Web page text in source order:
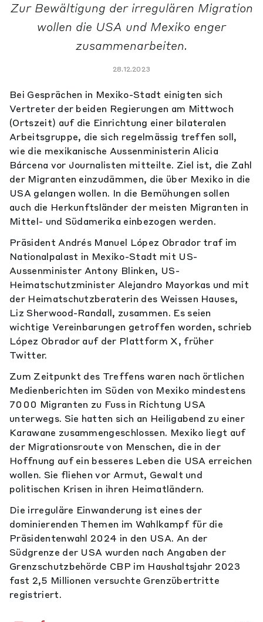
Zur Bewältigung der irregulären Migration
wollen die USA und Mexiko enger
zusammenarbeiten.
28.12.2023
Bei Gesprächen in Mexiko-Stadt einigten sich
Vertreter der beiden Regierungen am Mittwoch
(Ortszeit) auf die Einrichtung einer bilateralen
Arbeitsgruppe, die sich regelmässig treffen soll,
wie die mexikanische Aussenministerin Alicia
Bárcena vor Journalisten mitteilte. Ziel ist, die Zahl
der Migranten einzudämmen, die über Mexiko in die
USA gelangen wollen. In die Bemühungen sollen
auch die Herkunftsländer der meisten Migranten in
Mittel- und Südamerika einbezogen werden.
Präsident Andrés Manuel López Obrador traf im
Nationalpalast in Mexiko-Stadt mit US-
Aussenminister Antony Blinken, US-
Heimatschutzminister Alejandro Mayorkas und mit
der Heimatschutzberaterin des Weissen Hauses,
Liz Sherwood-Randall, zusammen. Es seien
wichtige Vereinbarungen getroffen worden, schrieb
López Obrador auf der Plattform X, früher
Twitter.
Zum Zeitpunkt des Treffens waren nach örtlichen
Medienberichten im Süden von Mexiko mindestens
7000 Migranten zu Fuss in Richtung USA
unterwegs. Sie hatten sich an Heiligabend zu einer
Karawane zusammengeschlossen. Mexiko liegt auf
der Migrationsroute von Menschen, die in der
Hoffnung auf ein besseres Leben die USA erreichen
wollen. Sie fliehen vor Armut, Gewalt und
politischen Krisen in ihren Heimatländern.
Die irreguläre Einwanderung ist eines der
dominierenden Themen im Wahlkampf für die
Präsidentenwahl 2024 in den USA. An der
Südgrenze der USA wurden nach Angaben der
Grenzschutzbehörde CBP im Haushaltsjahr 2023
fast 2,5 Millionen versuchte Grenzübertritte
registriert.